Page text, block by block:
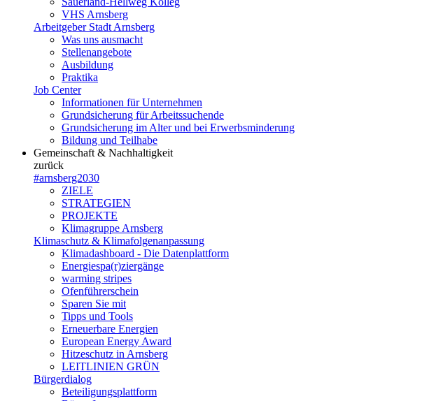
VHS Arnsberg
Arbeitgeber Stadt Arnsberg
Was uns ausmacht
Stellenangebote
Ausbildung
Praktika
Job Center
Informationen für Unternehmen
Grundsicherung für Arbeitssuchende
Grundsicherung im Alter und bei Erwerbsminderung
Bildung und Teilhabe
Gemeinschaft & Nachhaltigkeit
zurück
#arnsberg2030
ZIELE
STRATEGIEN
PROJEKTE
Klimagruppe Arnsberg
Klimaschutz & Klimafolgenanpassung
Klimadashboard - Die Datenplattform
Energiespa(r)ziergänge
warming stripes
Ofenführerschein
Sparen Sie mit
Tipps und Tools
Erneuerbare Energien
European Energy Award
Hitzeschutz in Arnsberg
LEITLINIEN GRÜN
Bürgerdialog
Beteiligungsplattform